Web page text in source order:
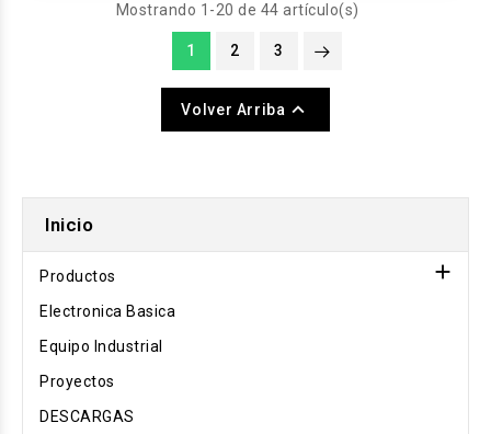
Mostrando 1-20 de 44 artículo(s)
1 2 3
Volver Arriba 
Inicio
Productos 
Electronica Basica
Equipo Industrial
Proyectos
DESCARGAS